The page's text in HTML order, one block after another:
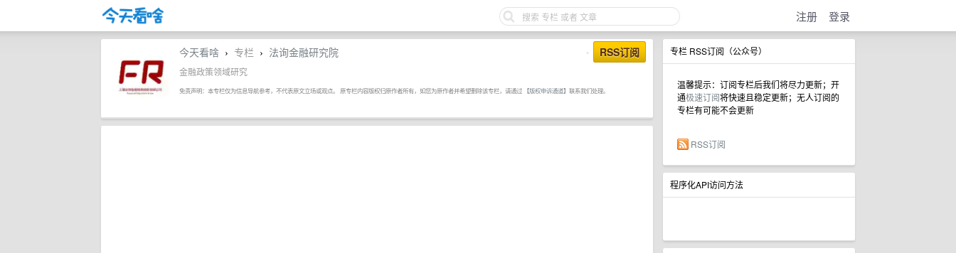
注册 登录
专栏 RSS订阅（公众号）
温馨提示：订阅专栏后我们将尽力更新；开
通极速订阅将快速且稳定更新；无人订阅的
专栏有可能不会更新
RSS订阅
程序化API访问方法
• RSS订阅
今天看啥 › 专栏 › 法询金融研究院
金融政策领域研究
免责声明：本专栏仅为信息导航参考，不代表原文立场或观点。 原专栏内容版权归原作者所有，如您为原作者并希望删除该专栏，请通过 【版权申诉通道】 联系我们处理。